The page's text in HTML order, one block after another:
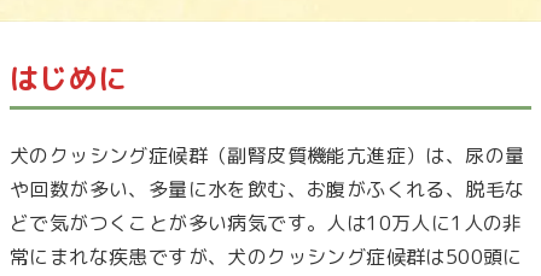
はじめに
犬のクッシング症候群（副腎皮質機能亢進症）は、尿の量
や回数が多い、多量に水を飲む、お腹がふくれる、脱毛な
どで気がつくことが多い病気です。人は10万人に1人の非
常にまれな疾患ですが、犬のクッシング症候群は500頭に